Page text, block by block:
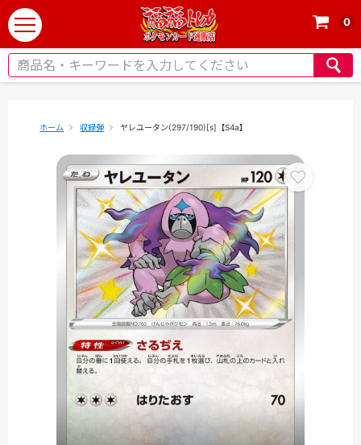
t
o
g
0
ホーム 収録弾 ヤレユータン(297/190)[s]【S4a】